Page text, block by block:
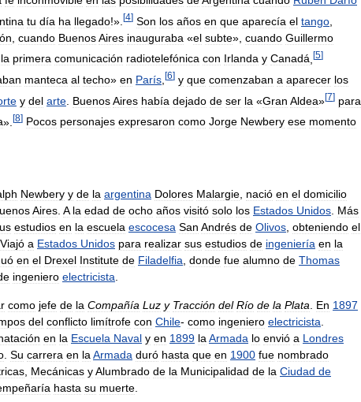
tu día ha llegado!». [4] Son los años en que aparecía el tango
cuando BuenosAires inauguraba «el subte», cuando Guillermo
la primera comunicación radiotelefónica con Irlanda y Canadá [5]
manteca al techo» en París [6] y que comenzaban a aparecer los
y del arte BuenosAires había dejado de ser la «Gran Aldea»[7] para
». [8] Pocos personajes expresaron como Jorge Newbery ese momento
Newbery y de la argentina Dolores Malargie, nació en el domicilio
Aires. A la edad de ocho años visitó solo los Estados Unidos. Más
estudios en la escuela escocesa San Andrés de Olivos, obteniendo el
Viajó a Estados Unidos para realizar sus estudios de ingeniería en la
en el Drexel Institute de Filadelfia, donde fue alumno de Thomas
ingeniero electricista.
como jefe de la Compañía Luz y Tracción del Río de la Plata. En 1897
del conflicto limítrofe con Chile- como ingeniero electricista.
en la Escuela Naval y en 1899 laArmada lo envió a Londres
. Su carrera en laArmada duró hasta que en 1900 fue nombrado
, Mecánicas yAlumbrado de la Municipalidad de la Ciudad de
hasta su muerte.